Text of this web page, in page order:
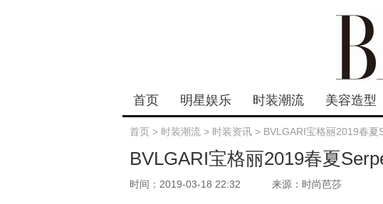
首页 明星娱乐 时装潮流 美容造型
首页 > 时装潮流 > 时装资讯 > BVLGARI宝格丽2019春
BVLGARI宝格丽2019春夏
时间：2019-03-18 22:32 来源：时尚芭莎